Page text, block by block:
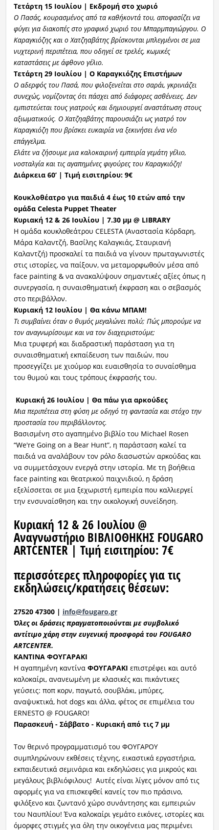
Τετάρτη 15 Ιουλίου | Εκδρομή στο χωριό
Ο Πασάς, κουρασμένος από τα καθήκοντά του, αποφασίζει να
φύγει για διακοπές στο γραφικό χωριό του Μπαρμπαγιώργου. Ο
Καραγκιόζης και οΧατζηαβάτηςβρίσκονται μπλεγμένοι σε μια
νυχτερινή περιπέτεια, που οδηγεί σε τρελές, κωμικές
καταστάσεις με άφθονο γέλιο.
Τετάρτη 29 Ιουλίου | Ο Καραγκιόζης Επιστήμων
Ο αδερφός του Πασά, που φιλοξενείται στο σαράι, γκρινιάζει
συνεχώς, νομίζοντας ότι πάσχει από διάφορες ασθένειες. Δεν
εμπιστεύεται τους γιατρούς και δημιουργεί αναστάτωση στους
αξιωματικούς. ΟΧατζηαβάτηςπαρουσιάζει ως γιατρό τον
Καραγκιόζη που βρίσκει ευκαιρία να ξεκινήσει ένα νέο
επάγγελμα.
Ελάτε να ζήσουμε μια καλοκαιρινή εμπειρία γεμάτη γέλιο,
νοσταλγία και τις αγαπημένες φιγούρες του Καραγκιόζη!
Διάρκεια 60’ | Τιμή εισιτηρίου: 9€
Κουκλοθέατρο για παιδιά 4 έως 10 ετώναπό την
ομάδα Celesta Puppet Theater
Κυριακή12& 26Ιουλίου | 7.30 μμ@ LIBRARY
Η ομάδα κουκλοθεάτρου CELESTA (Αναστασία Κόρδαρη,
Μάρα Καλαντζή, Βασίλης Καλαγκιάς, Σταυριανή
Καλαντζή) προσκαλεί τα παιδιά να γίνουν πρωταγωνιστές
στις ιστορίες, να παίξουν, να μεταμορφωθούν μέσα από
face painting & να ανακαλύψουν σημαντικές αξίες όπως η
συνεργασία, η συναισθηματική έκφραση και ο σεβασμός
στο περιβάλλον.
Κυριακή 12 Ιουλίου | Θα κάνω ΜΠΑΜ!
Τι συμβαίνει όταν ο θυμός μεγαλώνει πολύ; Πώς μπορούμε να
τον αναγνωρίσουμε και να τον διαχειριστούμε;
Μια τρυφερή και διαδραστική παράσταση για τη
συναισθηματική εκπαίδευση των παιδιών, που
προσεγγίζει με χιούμορ και ευαισθησία το συναίσθημα
του θυμού και τους τρόπους έκφρασής του.
Κυριακή 26 Ιουλίου | Θα πάω για αρκούδες
Μια περιπέτεια στη φύση με οδηγό τη φαντασία και στόχο την
προστασία του περιβάλλοντος.
Βασισμένη στο αγαπημένο βιβλίο του Michael Rosen
“We're Going on a Bear Hunt”, η παράσταση καλεί τα
παιδιά να αναλάβουν τον ρόλο διασωστών αρκούδας και
να συμμετάσχουν ενεργά στην ιστορία. Με τη βοήθεια
face painting και θεατρικού παιχνιδιού, η δράση
εξελίσσεται σε μια ξεχωριστή εμπειρία που καλλιεργεί
την ενσυναίσθηση και την οικολογική συνείδηση.
Κυριακή 12 & 26 Ιουλίου @
Αναγνωστήριο ΒΙΒΛΙΟΘΗΚΗΣ FOUGARO
ARTCENTER| Τιμή εισιτηρίου: 7€
περισσότερες πληροφορίεςγια τις
εκδηλώσεις/κρατήσεις θέσεων:
27520 47300 | info@fougaro.gr
Όλες οιδράσειςπραγματοποιούνταιμε συμβολικό
αντίτιμο χάρη στην ευγενική προσφορά του FOUGARO
ARTCENTER.
ΚΑΝΤΙΝΑ ΦΟΥΓΑΡΑΚΙ
Η αγαπημένη καντίνα ΦΟΥΓΑΡΑΚΙ επιστρέφει και αυτό
καλοκαίρι, ανανεωμένη με κλασικές και πικάντικες
γεύσεις: ποπ κορν, παγωτό, σουβλάκι, μπύρες,
αναψυκτικά, hot dogs και άλλα, φέτος σε επιμέλεια του
ERNESTO @ FOUGARO!
Παρασκευή - Σάββατο - Κυριακή από τις 7 μμ
Τον θερινό προγραμματισμό του ΦΟΥΓΑΡΟΥ
συμπληρώνουν εκθέσεις τέχνης, εικαστικά εργαστήρια,
εκπαιδευτικά σεμινάρια και εκδηλώσεις για μικρούς και
μεγάλους βιβλιόφιλους! Αυτές είναι λίγες μόνον από τις
αφορμές για να επισκεφθεί κανείς τον πιο πράσινο,
φιλόξενο και ζωντανό χώρο συνάντησης και εμπειριών
του Ναυπλίου! Ένα καλοκαίρι γεμάτο εικόνες, ιστορίες και
όμορφες στιγμές για όλη την οικογένεια μας περιμένει